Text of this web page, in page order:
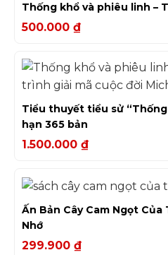
Thống khổ và phiêu linh –
500.000 ₫
Tiểu thuyết tiểu sử
hạn 365 bản
1.500.000 ₫
Ấn Bản Cây Cam Ngọt
Nhớ
299.900 ₫